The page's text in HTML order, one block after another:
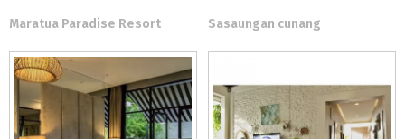
Maratua Paradise Resort Sasaungan cunang